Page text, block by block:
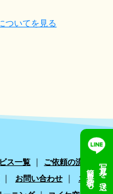
ついてを見る
ス一覧 ｜ ご依頼の流れ ｜
お問い合わせ｜
エアコ写真を送って
簡単見積もり